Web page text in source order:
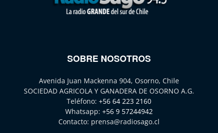
SOBRE NOSOTROS
Avenida Juan Mackenna 904, Osorno, Chile
SOCIEDAD AGRICOLA Y GANADERA DE OSORNO A.G.
Teléfono: +56 64 223 2160
Whatsapp: +56 9 57244942
Contacto: prensa@radiosago.cl